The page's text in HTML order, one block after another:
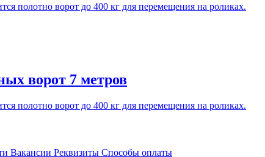
полотно ворот до 400 кг для перемещения на роликах.
ворот 7 метров
полотно ворот до 400 кг для перемещения на роликах.
Вакансии Реквизиты Способы оплаты